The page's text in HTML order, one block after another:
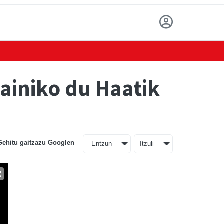
du Haatik
gaitzazu Googlen Entzun Itzuli